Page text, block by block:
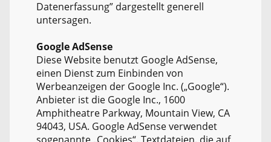
Datenerfassung” dargestellt generell
untersagen.
Google AdSense
Diese Website benutzt Google AdSense,
einen Dienst zum Einbinden von
Werbeanzeigen der Google Inc. („Google“).
Anbieter ist die Google Inc., 1600
Amphitheatre Parkway, Mountain View, CA
94043, USA. Google AdSense verwendet